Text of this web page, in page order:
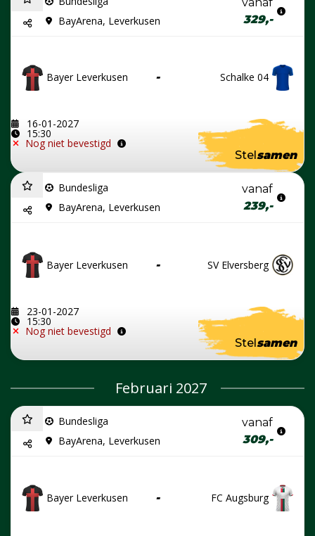
BayArena, Leverkusen
329,-
Bayer Leverkusen - Schalke 04
16-01-2027
15:30
Nog niet bevestigd
Stelsamen
Bundesliga
BayArena, Leverkusen
vanaf
239,-
Bayer Leverkusen - SV Elversberg
23-01-2027
15:30
Nog niet bevestigd
Stelsamen
Februari 2027
Bundesliga
BayArena, Leverkusen
vanaf
309,-
Bayer Leverkusen - FC Augsburg